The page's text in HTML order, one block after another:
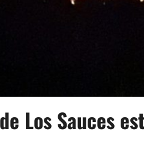
Los Sauces